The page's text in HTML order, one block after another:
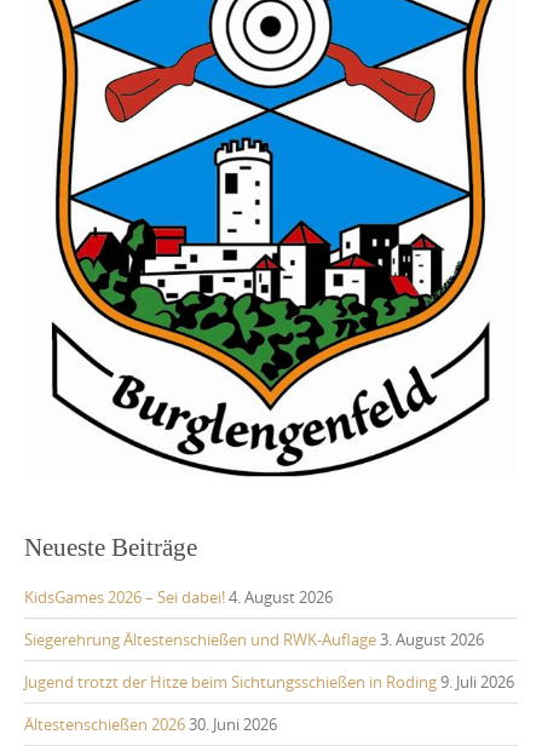
Neueste Beiträge
KidsGames 2026 – Sei dabei!4. August 2026
Siegerehrung Ältestenschießen und RWK-Auflage3. August 2026
Jugend trotzt der Hitze beim Sichtungsschießen in Roding9. Juli 2026
Ältestenschießen 202630. Juni 2026